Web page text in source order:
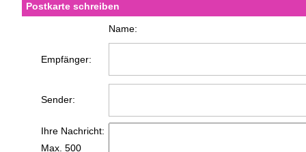
Postkarte schreiben
Name:
Empfänger:
Sender:
Ihre Nachricht:
Max. 500